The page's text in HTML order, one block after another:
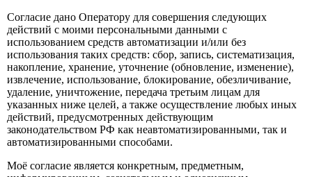
Согласие дано Оператору для совершения следующих
действий с моими персональными данными с
использованием средств автоматизации и/или без
использования таких средств: сбор, запись, систематизация,
накопление, хранение, уточнение (обновление, изменение),
извлечение, использование, блокирование, обезличивание,
удаление, уничтожение, передача третьим лицам для
указанных ниже целей, а также осуществление любых иных
действий, предусмотренных действующим
законодательством РФ как неавтоматизированными, так и
автоматизированными способами.
Моё согласие является конкретным, предметным,